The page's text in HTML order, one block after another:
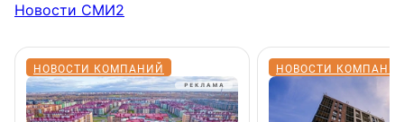
Новости СМИ2
НОВОСТИ КОМПАНИЙ НОВОСТИ